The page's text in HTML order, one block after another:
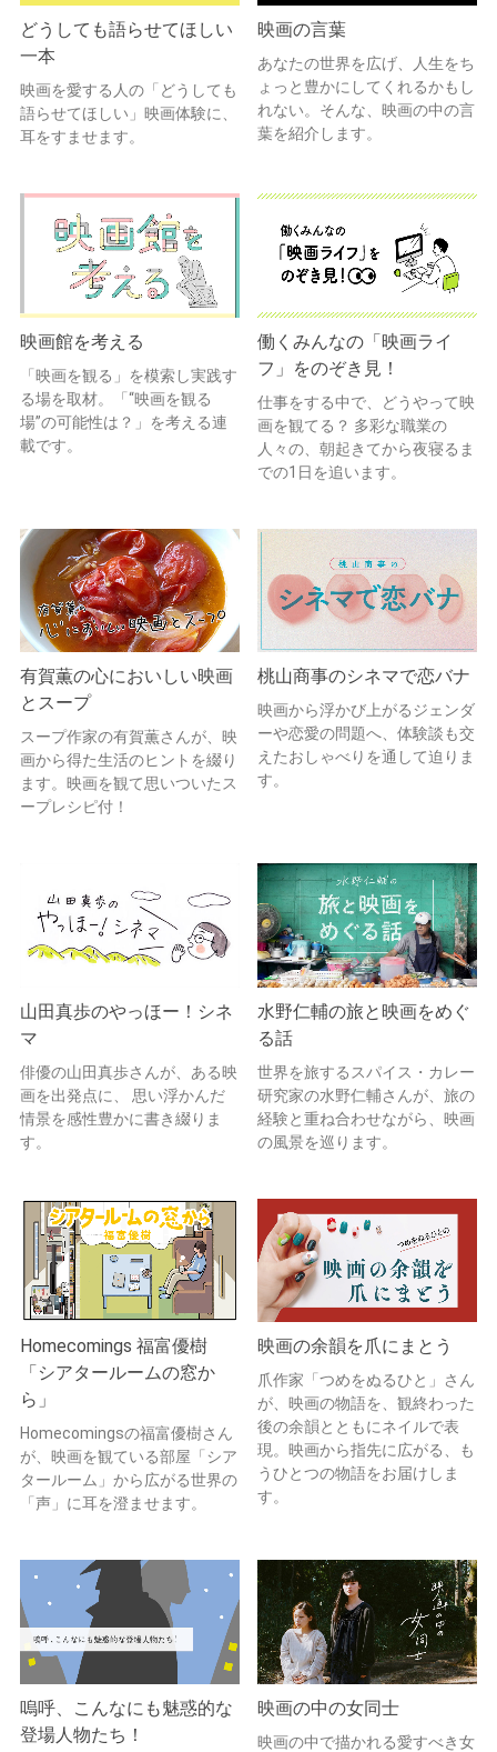
どうしても語らせてほしい
一本
映画を愛する人の「どうしても
語らせてほしい」映画体験に、
耳をすませます。
映画の言葉
あなたの世界を広げ、人生をち
ょっと豊かにしてくれるかもし
れない。そんな、映画の中の言
葉を紹介します。
映画館を考える
「映画を観る」を模索し実践す
る場を取材。「“映画を観る
場”の可能性は？」を考える連
載です。
働くみんなの「映画ライ
フ」をのぞき見！
仕事をする中で、どうやって映
画を観てる？ 多彩な職業の
人々の、朝起きてから夜寝るま
での1日を追います。
有賀薫の心においしい映画
とスープ
スープ作家の有賀薫さんが、映
画から得た生活のヒントを綴り
ます。映画を観て思いついたス
ープレシピ付！
桃山商事のシネマで恋バナ
映画から浮かび上がるジェンダ
ーや恋愛の問題へ、体験談も交
えたおしゃべりを通して迫りま
す。
山田真歩のやっほー！シネ
マ
俳優の山田真歩さんが、ある映
画を出発点に、 思い浮かんだ
情景を感性豊かに書き綴りま
す。
水野仁輔の旅と映画をめぐ
る話
世界を旅するスパイス・カレー
研究家の水野仁輔さんが、旅の
経験と重ね合わせながら、映画
の風景を巡ります。
Homecomings 福富優樹
「シアタールームの窓か
ら」
Homecomingsの福富優樹さん
が、映画を観ている部屋「シア
タールーム」から広がる世界の
「声」に耳を澄ませます。
映画の余韻を爪にまとう
爪作家「つめをぬるひと」さん
が、映画の物語を、観終わった
後の余韻とともにネイルで表
現。映画から指先に広がる、も
うひとつの物語をお届けしま
す。
嗚呼、こんなにも魅惑的な
登場人物たち！
映画の中の女同士
映画の中で描かれる愛すべき女